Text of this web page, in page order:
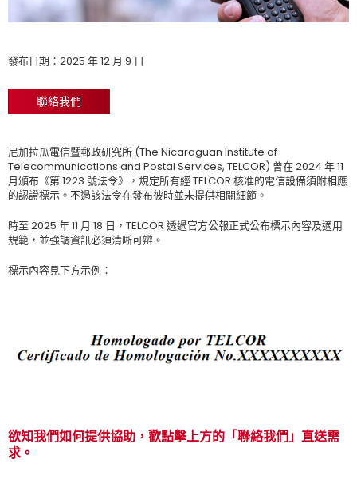
發布日期：2025 年 12 月 9 日
聯絡我們
尼加拉瓜電信暨郵政研究所 (The Nicaraguan Institute of
Telecommunications and Postal Services, TELCOR) 曾在 2024 年 11
月頒布《第 1223 號法令》，規定所有經 TELCOR 核准的電信設備須附相應
的認證標示。不過該法令在發布彼時並未提供相關細節。
時至 2025 年 11 月 18 日，TELCOR 透過官方公報正式公布標示內容及適用
規範，並強調資訊必須清晰可辨。
標示內容見下方示例：
欲知我們如何提供協助，歡點擊上方的「聯絡我們」直送需
求。